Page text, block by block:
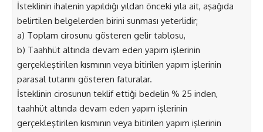
İsteklinin ihalenin yapıldığı yıldan önceki yıla ait, aşağıda
belirtilen belgelerden birini sunması yeterlidir;
a) Toplam cirosunu gösteren gelir tablosu,
b) Taahhüt altında devam eden yapım işlerinin
gerçekleştirilen kısmının veya bitirilen yapım işlerinin
parasal tutarını gösteren faturalar.
İsteklinin cirosunun teklif ettiği bedelin % 25 inden,
taahhüt altında devam eden yapım işlerinin
gerçekleştirilen kısmının veya bitirilen yapım işlerinin